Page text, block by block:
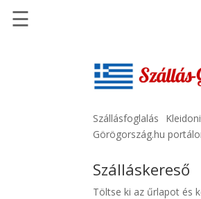
Szállásinfo.eu
Repülőjegy
Autóbérlés
☰
Szállásfoglalás
Görögország.hu
Szálláskereső
Töltse ki az űrlapot és